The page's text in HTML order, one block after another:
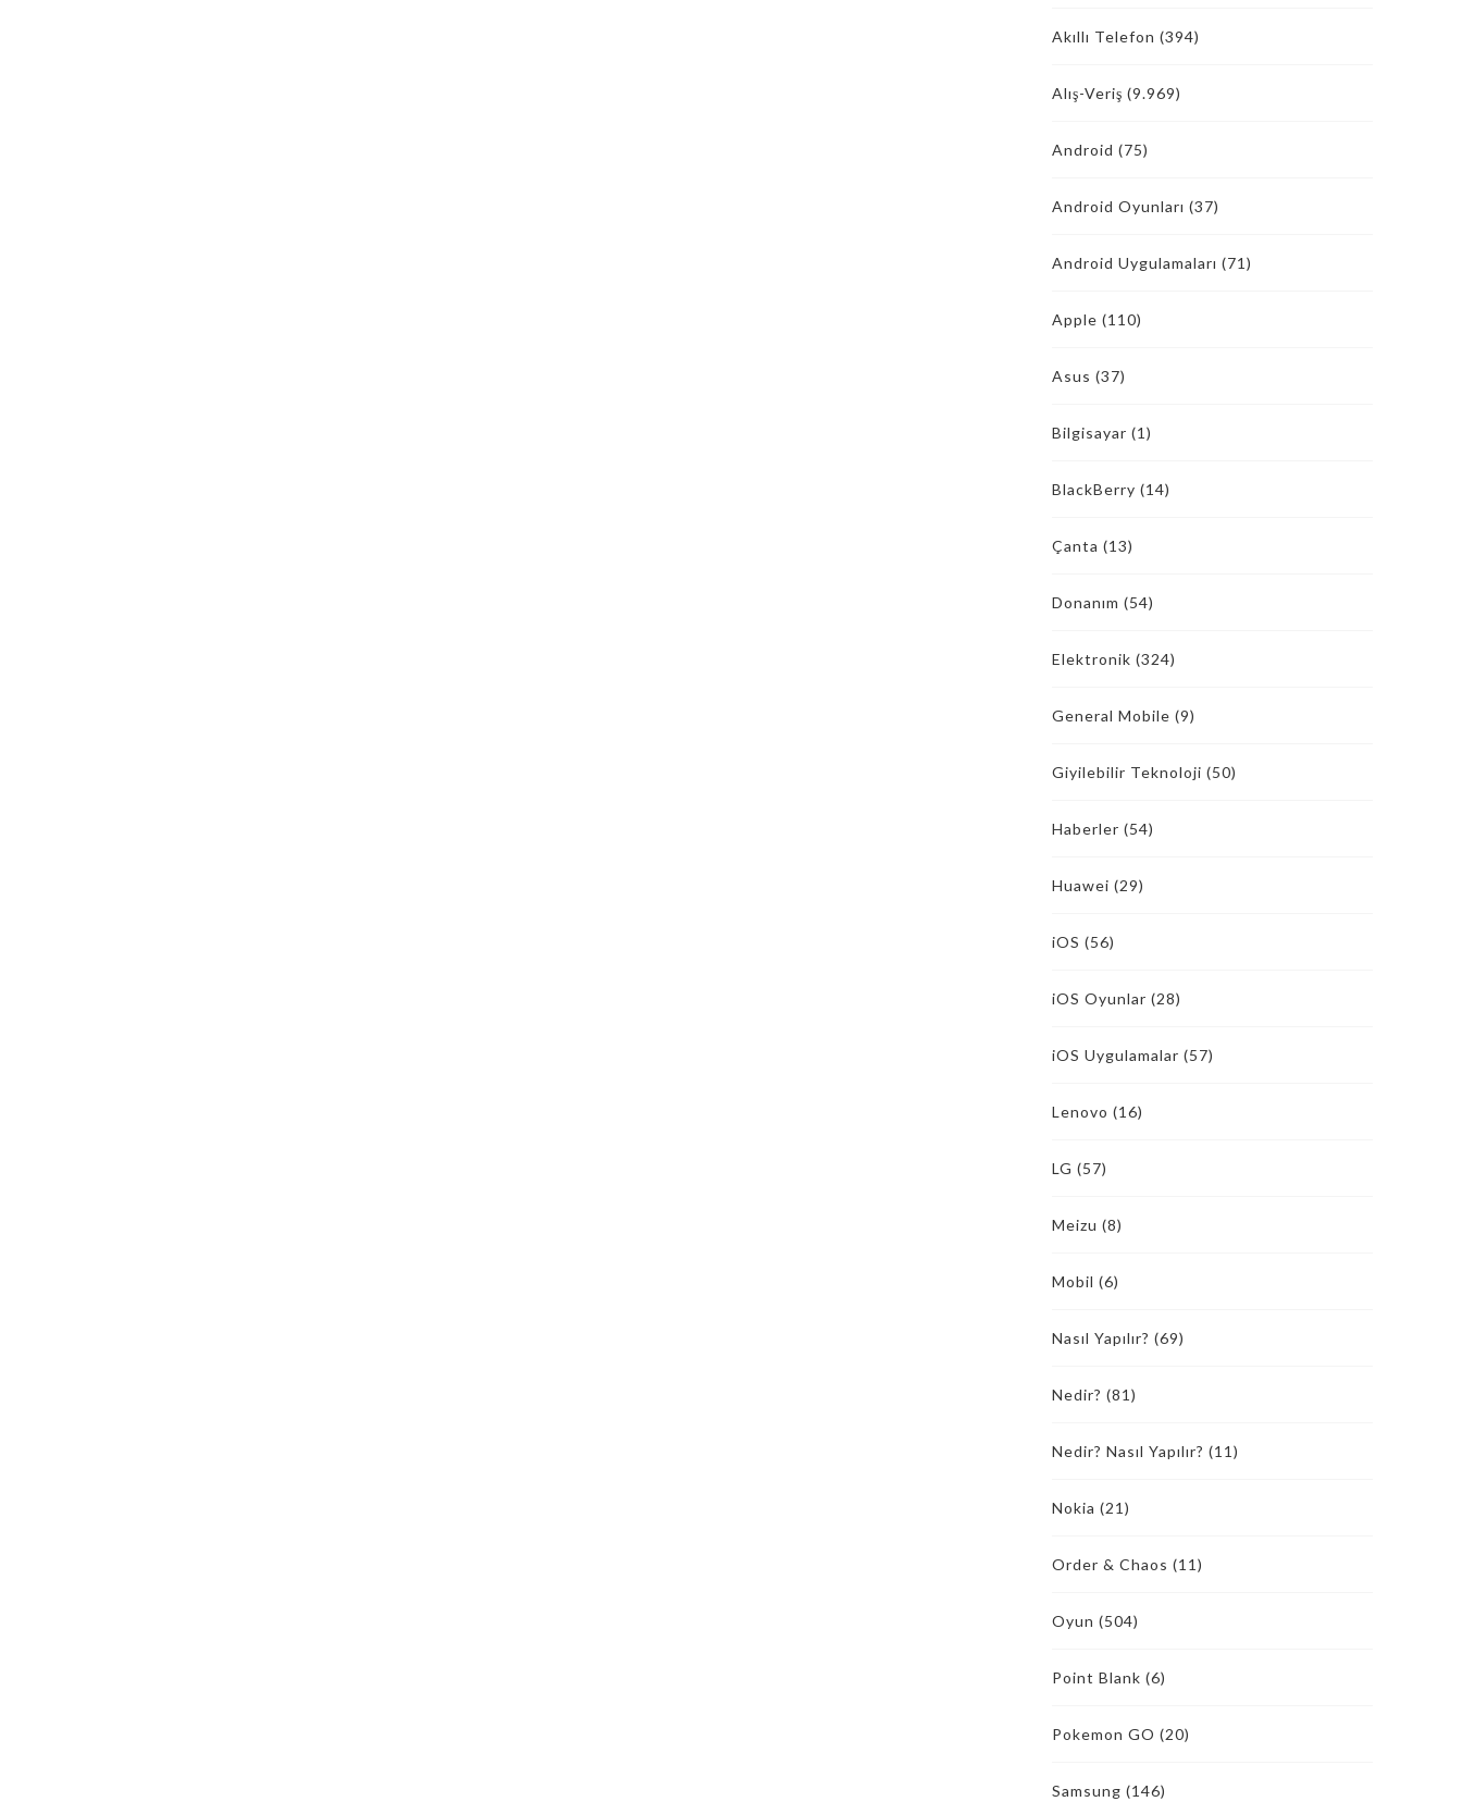
Akıllı Telefon (394)
Alış-Veriş (9.969)
Android (75)
Android Oyunları (37)
Android Uygulamaları (71)
Apple (110)
Asus (37)
Bilgisayar (1)
BlackBerry (14)
Çanta (13)
Donanım (54)
Elektronik (324)
General Mobile (9)
Giyilebilir Teknoloji (50)
Haberler (54)
Huawei (29)
iOS (56)
iOS Oyunlar (28)
iOS Uygulamalar (57)
Lenovo (16)
LG (57)
Meizu (8)
Mobil (6)
Nasıl Yapılır? (69)
Nedir? (81)
Nedir? Nasıl Yapılır? (11)
Nokia (21)
Order & Chaos (11)
Oyun (504)
Point Blank (6)
Pokemon GO (20)
Samsung (146)